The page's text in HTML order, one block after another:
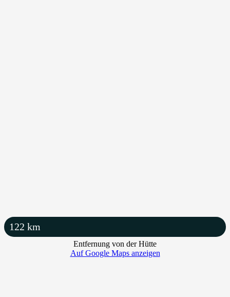
122 km
Entfernung von der Hütte
Auf Google Maps anzeigen